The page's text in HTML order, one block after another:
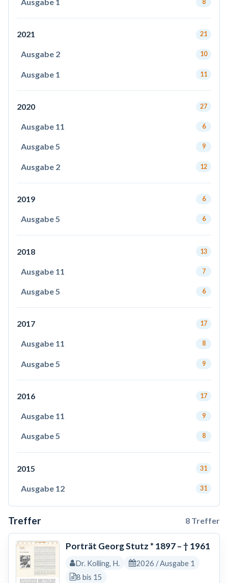
8
2021 21
Ausgabe 2 10
Ausgabe 1 11
2020 27
Ausgabe 11 6
Ausgabe 5 9
Ausgabe 2 12
2019 6
Ausgabe 5 6
2018 13
Ausgabe 11 7
Ausgabe 5 6
2017 17
Ausgabe 11 8
Ausgabe 5 9
2016 17
Ausgabe 11 9
Ausgabe 5 8
2015 31
Ausgabe 12 31
Treffer 8 Treffer
Porträt Georg Stutz * 1897 – † 1961
Dr. Kolling, H.
2026 / Ausgabe 1
8 bis 15